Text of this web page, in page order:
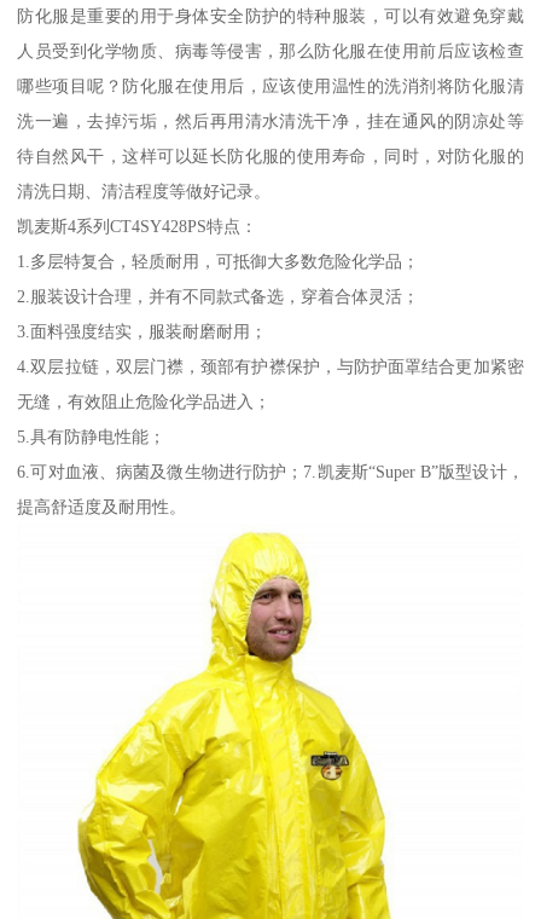
防化服是重要的用于身体安全防护的特种服装，可以有效避免穿戴
人员受到化学物质、病毒等侵害，那么防化服在使用前后应该检查
哪些项目呢？防化服在使用后，应该使用温性的洗消剂将防化服清
洗一遍，去掉污垢，然后再用清水清洗干净，挂在通风的阴凉处等
待自然风干，这样可以延长防化服的使用寿命，同时，对防化服的
清洗日期、清洁程度等做好记录。
凯麦斯4系列CT4SY428PS特点：
1.多层特复合，轻质耐用，可抵御大多数危险化学品；
2.服装设计合理，并有不同款式备选，穿着合体灵活；
3.面料强度结实，服装耐磨耐用；
4.双层拉链，双层门襟，颈部有护襟保护，与防护面罩结合更加紧密
无缝，有效阻止危险化学品进入；
5.具有防静电性能；
6.可对血液、病菌及微生物进行防护；7.凯麦斯“Super B”版型设计，
提高舒适度及耐用性。